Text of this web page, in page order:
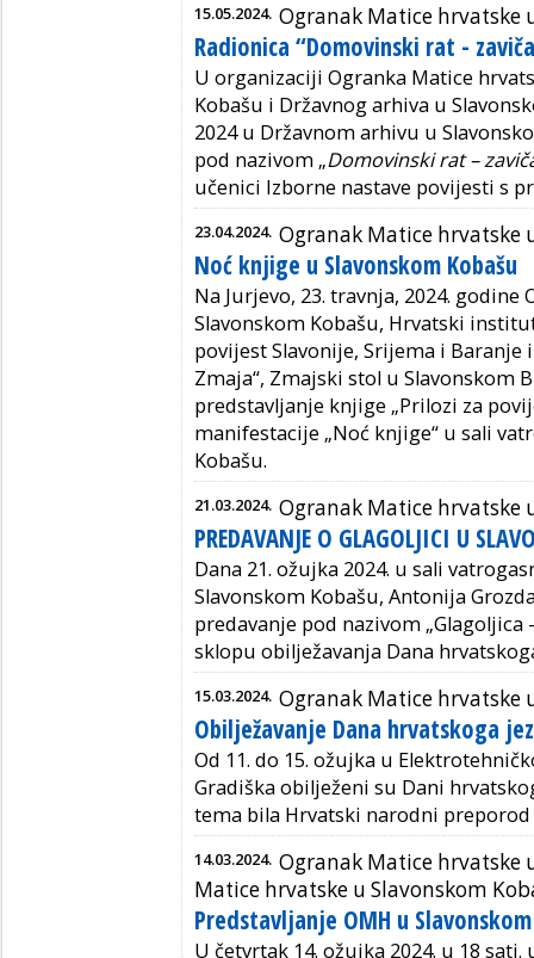
15.05.2024. Ogranak Matice hrvatske
Radionica “Domovinski rat -
U organizaciji Ogranka Matice
Kobašu i Državnog arhiva u
2024 u Državnom arhivu u
pod nazivom „Domovinski rat –
učenici Izborne nastave povijesti s
23.04.2024. Ogranak Matice hrvatske
Noć knjige u Slavonskom Kobašu
Na Jurjevo, 23. travnja, 2024.
Slavonskom Kobašu, Hrvatski
povijest Slavonije, Srijema i Baranje
Zmaja“, Zmajski stol u Slavonskom
predstavljanje knjige „Prilozi za
manifestacije „Noć knjige“ u sali
Kobašu.
21.03.2024. Ogranak Matice hrvatske
PREDAVANJE O GLAGOLJICI U
Dana 21. ožujka 2024. u sali
Slavonskom Kobašu, Antonija
predavanje pod nazivom
sklopu obilježavanja Dana
15.03.2024. Ogranak Matice hrvatske
Obilježavanje Dana hrvatskoga
Od 11. do 15. ožujka u
Gradiška obilježeni su Dani
tema bila Hrvatski narodni
14.03.2024. Ogranak Matice hrvatske
Matice hrvatske u Slavonskom
Predstavljanje OMH u
U četvrtak 14. ožujka 2024. u 18